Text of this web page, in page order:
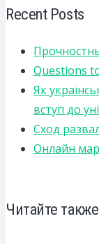
Recent Posts
Questions
Як
вступ до
Сход
Онлайн
Читайте